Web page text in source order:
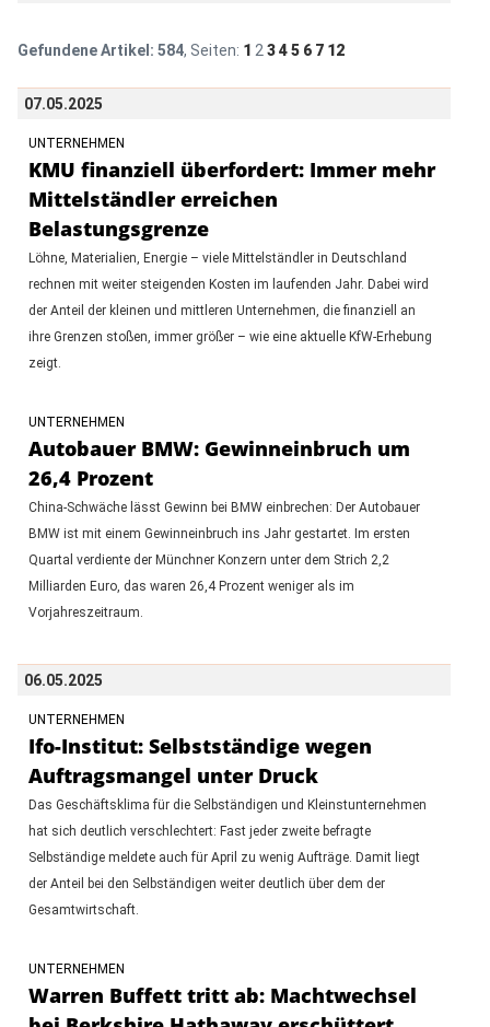
Gefundene Artikel: 584, Seiten: 1 2 3 4 5 6 7 12
07.05.2025
UNTERNEHMEN
KMU finanziell überfordert: Immer mehr
Mittelständler erreichen
Belastungsgrenze
Löhne, Materialien, Energie – viele Mittelständler in Deutschland
rechnen mit weiter steigenden Kosten im laufenden Jahr. Dabei wird
der Anteil der kleinen und mittleren Unternehmen, die finanziell an
ihre Grenzen stoßen, immer größer – wie eine aktuelle KfW-Erhebung
zeigt.
UNTERNEHMEN
Autobauer BMW: Gewinneinbruch um
26,4 Prozent
China-Schwäche lässt Gewinn bei BMW einbrechen: Der Autobauer
BMW ist mit einem Gewinneinbruch ins Jahr gestartet. Im ersten
Quartal verdiente der Münchner Konzern unter dem Strich 2,2
Milliarden Euro, das waren 26,4 Prozent weniger als im
Vorjahreszeitraum.
06.05.2025
UNTERNEHMEN
Ifo-Institut: Selbstständige wegen
Auftragsmangel unter Druck
Das Geschäftsklima für die Selbständigen und Kleinstunternehmen
hat sich deutlich verschlechtert: Fast jeder zweite befragte
Selbständige meldete auch für April zu wenig Aufträge. Damit liegt
der Anteil bei den Selbständigen weiter deutlich über dem der
Gesamtwirtschaft.
UNTERNEHMEN
Warren Buffett tritt ab: Machtwechsel